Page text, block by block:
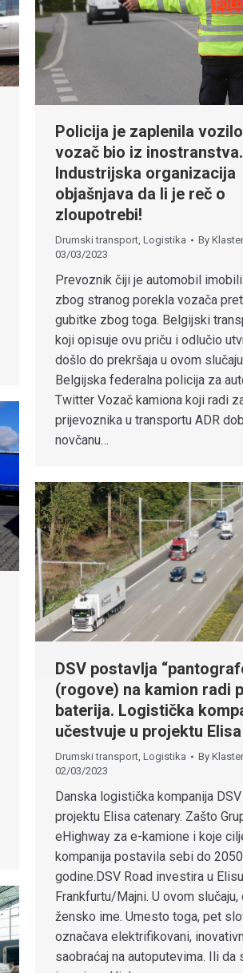
Policija je zaplenila
vozač bio iz inostranstva.
Industrijska organizacija
objašnjava da li je reč o
zloupotrebi!
Drumski transport, Logistika By
03/03/2023
Prevoznik čiji je automobil
zbog stranog porekla vozača
gubitke zbog toga. Belgijski
koji opisuje ovu priču i odlučio
došlo do prekršaja u ovom
Belgijska federalna policija za
Twitter Vozač kamiona koji radi
prijevoznika u transportu ADR
novčanu…
DSV postavlja
(rogove) na kamion radi
baterija. Logistička
učestvuje u projektu Elisa
Drumski transport Logistika By
02/03/2023
Danska logistička kompanija
projektu Elisa catenary. Zašto
eHighway za e-kamione i koje
kompanija postavila sebi do
godine.DSV Road investira u
Frankfurtu/Majni. U ovom slučaju,
žensko ime. Umesto toga, pet
označava elektrifikovani,
saobraćaj na autoputevima. Ili da